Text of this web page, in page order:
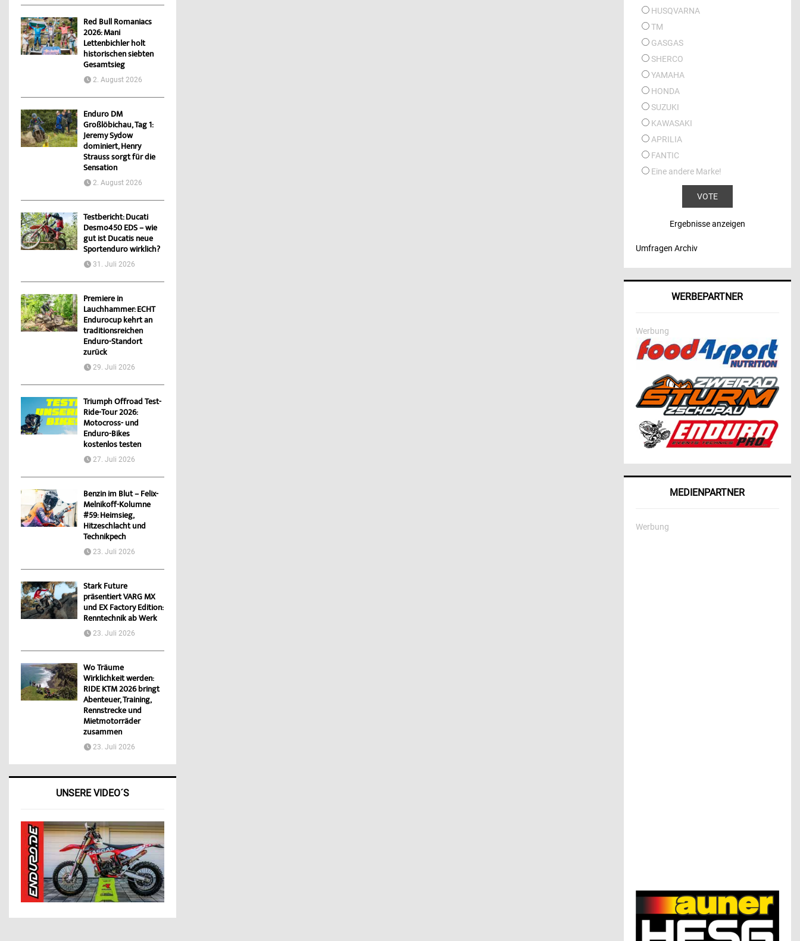
Red Bull Romaniacs
2026: Mani
Lettenbichler holt
historischen siebten
Gesamtsieg
2. August 2026
Enduro DM
Großlöbichau, Tag 1:
Jeremy Sydow
dominiert, Henry
Strauss sorgt für die
Sensation
2. August 2026
Testbericht: Ducati
Desmo450 EDS – wie
gut ist Ducatis neue
Sportenduro wirklich?
31. Juli 2026
Premiere in
Lauchhammer: ECHT
Endurocup kehrt an
traditionsreichen
Enduro-Standort
zurück
29. Juli 2026
Triumph Offroad Test-
Ride-Tour 2026:
Motocross- und
Enduro-Bikes
kostenlos testen
27. Juli 2026
Benzin im Blut – Felix-
Melnikoff-Kolumne
#59: Heimsieg,
Hitzeschlacht und
Technikpech
23. Juli 2026
Stark Future
präsentiert VARG MX
und EX Factory Edition:
Renntechnik ab Werk
23. Juli 2026
Wo Träume
Wirklichkeit werden:
RIDE KTM 2026 bringt
Abenteuer, Training,
Rennstrecke und
Mietmotorräder
zusammen
23. Juli 2026
UNSERE VIDEO´S
HUSQVARNA
TM
GASGAS
SHERCO
YAMAHA
HONDA
SUZUKI
KAWASAKI
APRILIA
FANTIC
Eine andere Marke!
Ergebnisse anzeigen
Umfragen Archiv
WERBEPARTNER
Werbung
MEDIENPARTNER
Werbung